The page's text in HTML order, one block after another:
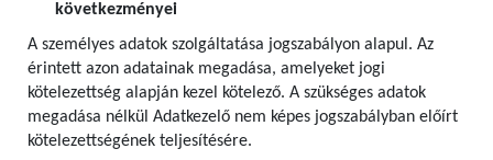
következményei
A személyes adatok szolgáltatása jogszabályon alapul. Az
érintett azon adatainak megadása, amelyeket jogi
kötelezettség alapján kezel kötelező. A szükséges adatok
megadása nélkül Adatkezelő nem képes jogszabályban előírt
kötelezettségének teljesítésére.